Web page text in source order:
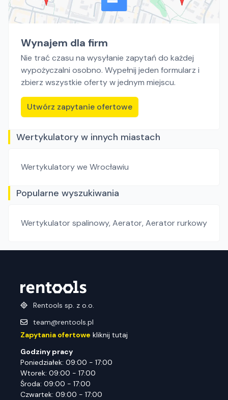
Wynajem dla firm
Nie trać czasu na wysyłanie zapytań do każdej
wypożyczalni osobno. Wypełnij jeden formularz i
zbierz wszystkie oferty w jednym miejscu.
Utwórz zapytanie ofertowe
Wertykulatory w innych miastach
Wertykulatorywe Wrocławiu
Popularne wyszukiwania
Wertykulator spalinowy,Aerator,Aerator rurkowy
Rentools sp. z o.o.
team@rentools.pl
Zapytania ofertowe kliknij tutaj
Godziny pracy
Poniedziałek: 09:00 - 17:00
Wtorek: 09:00 - 17:00
Środa: 09:00 - 17:00
Czwartek: 09:00 - 17:00